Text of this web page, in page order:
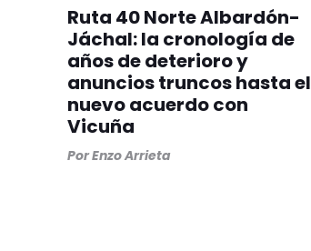
Ruta 40 Norte Albardón-
Jáchal: la cronología de
años de deterioro y
anuncios truncos hasta el
nuevo acuerdo con
Vicuña
PorEnzo Arrieta